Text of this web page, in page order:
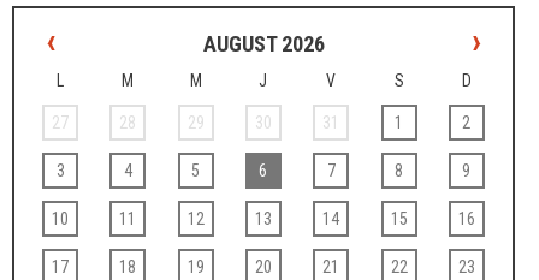
‹ AUGUST 2026 ›
L M M J V S D
27 28 29 30 31 1 2
3 4 5 6 7 8 9
10 11 12 13 14 15 16
17 18 19 20 21 22 23